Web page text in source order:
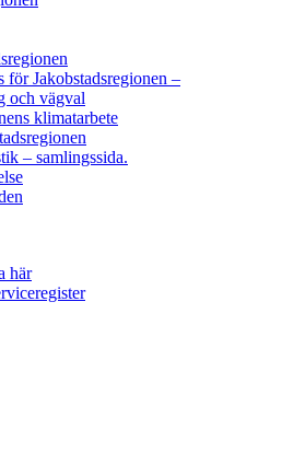
för Jakobstadsregionen –
och vägval
klimatarbete
– samlingssida.
här